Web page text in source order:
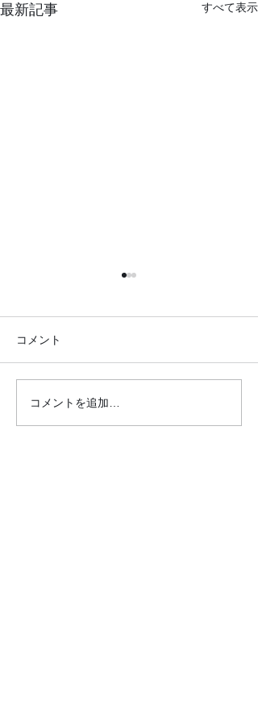
最新記事 すべて表示
●21.12.4子どもゆめ基金
のイベント●
コメント
コメントを追加…